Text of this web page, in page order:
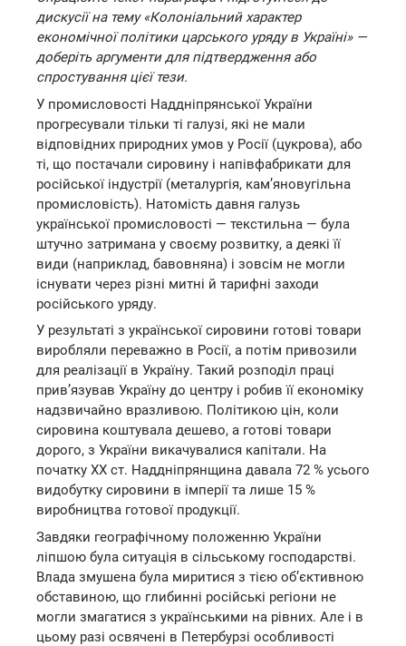
дискусії на тему «Колоніальний характер
економічної політики царського уряду в Україні» —
доберіть аргументи для підтвердження або
спростування цієї тези.
У промисловості Наддніпрянської України
прогресували тільки ті галузі, які не мали
відповідних природних умов у Росії (цукрова), або
ті, що постачали сировину і напівфабрикати для
російської індустрії (металургія, кам’яновугільна
промисловість). Натомість давня галузь
української промисловості — текстильна — була
штучно затримана у своєму розвитку, а деякі її
види (наприклад, бавовняна) і зовсім не могли
існувати через різні митні й тарифні заходи
російського уряду.
У результаті з української сировини готові товари
виробляли переважно в Росії, а потім привозили
для реалізації в Україну. Такий розподіл праці
прив’язував Україну до центру і робив її економіку
надзвичайно вразливою. Політикою цін, коли
сировина коштувала дешево, а готові товари
дорого, з України викачувалися капітали. На
початку XX ст. Наддніпрянщина давала 72 % усього
видобутку сировини в імперії та лише 15 %
виробництва готової продукції.
Завдяки географічному положенню України
ліпшою була ситуація в сільському господарстві.
Влада змушена була миритися з тією об’єктивною
обставиною, що глибинні російські регіони не
могли змагатися з українськими на рівних. Але і в
цьому разі освячені в Петербурзі особливості